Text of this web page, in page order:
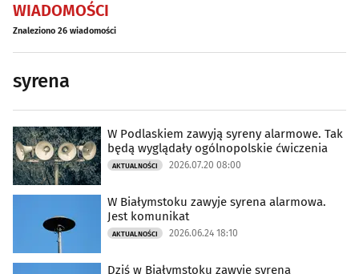
WIADOMOŚCI
Znaleziono 26 wiadomości
syrena
W Podlaskiem zawyją syreny alarmowe. Tak
będą wyglądały ogólnopolskie ćwiczenia
AKTUALNOŚCI 2026.07.20 08:00
W Białymstoku zawyje syrena alarmowa.
Jest komunikat
AKTUALNOŚCI 2026.06.24 18:10
Dziś w Białymstoku zawyje syrena